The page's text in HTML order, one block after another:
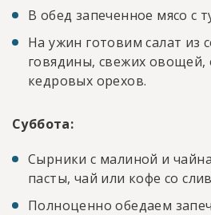
В обед запеченное мясо
На ужин готовим салат из
говядины, свежих овощей,
кедровых орехов.
Суббота:
Сырники с малиной и
пасты, чай или кофе со
Полноценно обедаем